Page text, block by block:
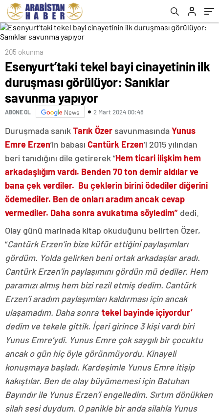
yapıyor
205 okunma
Esenyurt’taki tekel bayi cinayetinin ilk
duruşması görülüyor: Sanıklar
savunma yapıyor
ABONE OL News 2 Mart 2024 00:48
Duruşmada sanık Tarık Özer savunmasındaYunus
Emre Erzen’in babası Cantürk Erzen’i 2015 yılından
beri tanıdığını dile getirerek “Hem ticari ilişkim hem
arkadaşlığım vardı. Benden 70 ton demir aldılar ve
bana çek verdiler. Bu çeklerin birini ödediler diğerini
ödemediler. Ben de onları aradım ancak cevap
vermediler. Daha sonra avukatıma söyledim” dedi.
Olay günü marinada kitap okuduğunu belirten Özer,
“Cantürk Erzen’in bize küfür ettiğini paylaşımları
gördüm. Yolda gelirken beni ortak arkadaşlar aradı.
Cantürk Erzen’in paylaşımını gördün mü dediler. Hem
paramızı almış hem bizi rezil etmiş dedim. Cantürk
Erzen’i aradım paylaşımları kaldırması için ancak
ulaşamadım. Daha sonra ‘tekel bayinde içiyordur’
dedim ve tekele gittik. İçeri girince 3 kişi vardı biri
Yunus Emre’ydi. Yunus Emre çok saygılı bir çocuktu
ancak o gün hiç öyle görünmüyordu. Kinayeli
konuşmaya başladı. Kardeşimle Yunus Emre itişip
kakıştılar. Ben de olay büyümemesi için Batuhan
Bayındır ile Yunus Erzen’i engelledim. Sırtım dönükken
silah sesi duydum. O panikle bir anda silahla Yunus